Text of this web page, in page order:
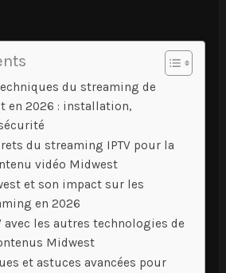
du streaming de
en 2026 : installation,
du streaming IPTV pour la
vidéo Midwest
et son impact sur les
en 2026
avec les autres technologies de
Midwest
et astuces avancées pour